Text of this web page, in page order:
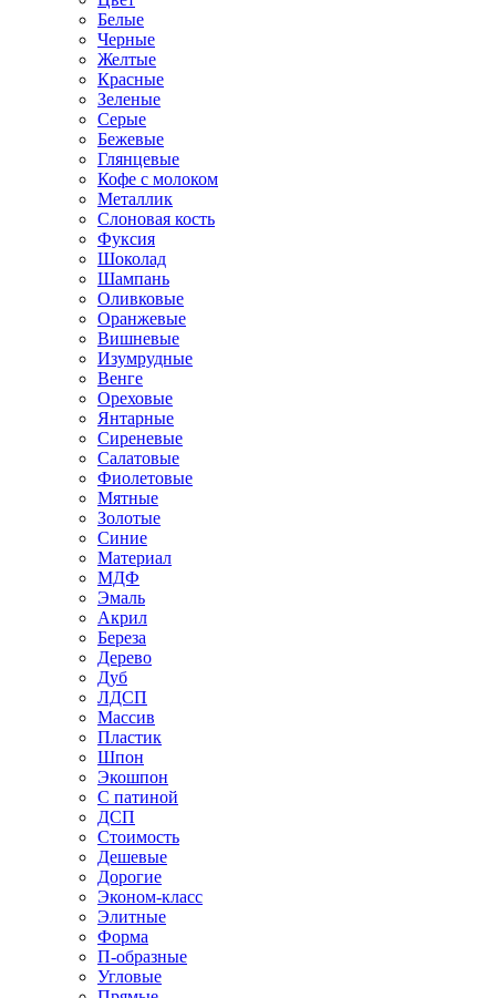
Белые
Черные
Желтые
Красные
Зеленые
Серые
Бежевые
Глянцевые
Кофе с молоком
Металлик
Слоновая кость
Фуксия
Шоколад
Шампань
Оливковые
Оранжевые
Вишневые
Изумрудные
Венге
Ореховые
Янтарные
Сиреневые
Салатовые
Фиолетовые
Мятные
Золотые
Синие
Материал
МДФ
Эмаль
Акрил
Береза
Дерево
Дуб
ЛДСП
Массив
Пластик
Шпон
Экошпон
С патиной
ДСП
Стоимость
Дешевые
Дорогие
Эконом-класс
Элитные
Форма
П-образные
Угловые